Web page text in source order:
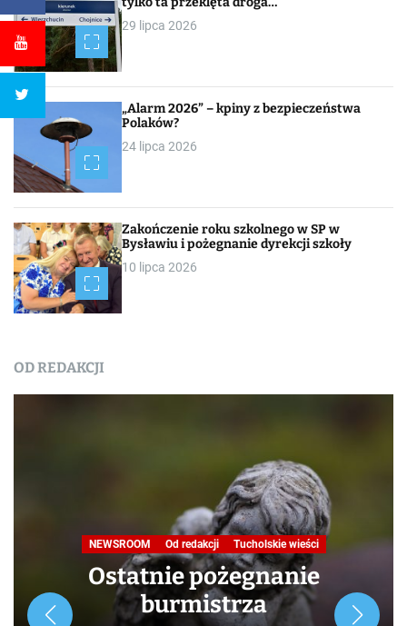
29 lipca 2026
„Alarm 2026” – kpiny z bezpieczeństwa
Polaków?
24 lipca 2026
Zakończenie roku szkolnego w SP w
Bysławiu i pożegnanie dyrekcji szkoły
10 lipca 2026
OD REDAKCJI
NEWSROOM Od redakcji Tucholskie wieści
Ostatnie pożegnanie
burmistrza